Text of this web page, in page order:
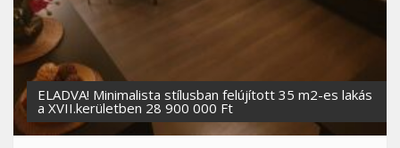
ELADVA! Minimalista stílusban felújított 35 m2-es lakás
a XVII.kerületben 28 900 000 Ft